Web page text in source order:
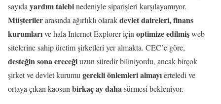
sayıdayardım talebinedeniyle siparişleri karşılayamıyor.
Müşterilerarasında ağırlıklı olarakdevlet daireleri, finans
kurumlarıve hala Internet Explorer içinoptimize edilmişweb
sitelerine sahip üretim şirketleri yer almakta. CEC’e göre,
desteğin sona ereceğiuzun süredir biliniyordu, ancak birçok
şirket ve devlet kurumugerekli önlemleri almayıerteledi ve
ortaya çıkan kaosunbirkaç ay dahasürmesi bekleniyor.